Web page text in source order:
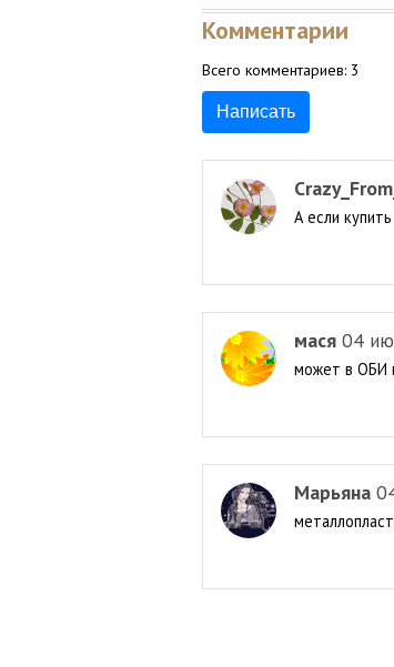
Комментарии
Всего комментариев: 3
Написать
А если
мася 04
может в ОБИ
Марьяна